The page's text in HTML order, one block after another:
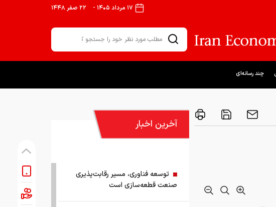
۱۷ مرداد ۱۴۰۵ - ۲۲ صفر ۱۴۴۸
چند رسانه‌ای
آخرین اخبار
توسعه فناوری، مسیر رقابت‌پذیری
صنعت قطعه‌سازی است